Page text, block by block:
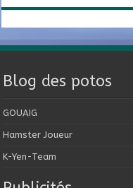
Blog des potos
GOUAIG
Hamster Joueur
K-Yen-Team